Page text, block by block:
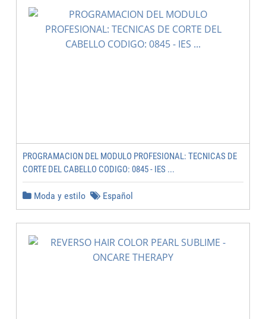
PROGRAMACION DEL MODULO PROFESIONAL: TECNICAS DE
CORTE DEL CABELLO CODIGO: 0845 - IES ...
Moda y estilo Español